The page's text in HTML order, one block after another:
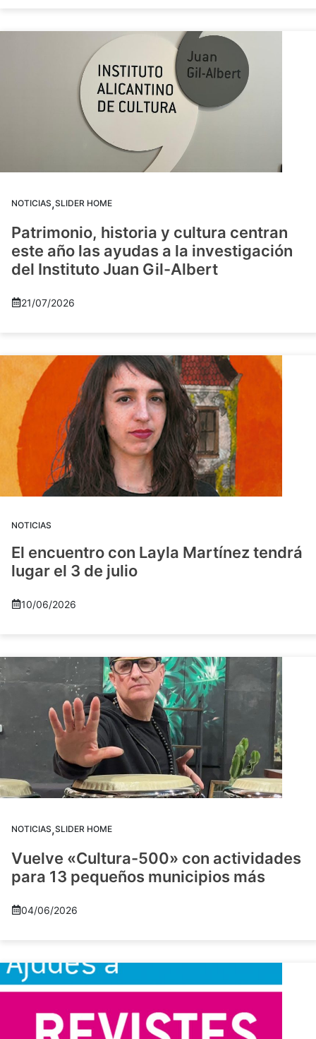
NOTICIAS,SLIDER HOME
Patrimonio, historia y cultura centran
este año las ayudas a la investigación
del Instituto Juan Gil-Albert
21/07/2026
NOTICIAS
El encuentro con Layla Martínez tendrá
lugar el 3 de julio
10/06/2026
NOTICIAS,SLIDER HOME
Vuelve «Cultura-500» con actividades
para 13 pequeños municipios más
04/06/2026